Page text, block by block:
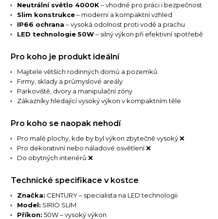
Neutrální světlo 4000K – vhodné pro práci i bezpečnost
Slim konstrukce– moderní a kompaktní vzhled
IP66 ochrana – vysoká odolnost proti vodě a prachu
LED technologie 50W– silný výkon při efektivní spotřebě
Pro koho je produkt ideální
Majitele větších rodinných domů a pozemků
Firmy, sklady a průmyslové areály
Parkoviště, dvory a manipulační zóny
Zákazníky hledající vysoký výkon v kompaktním těle
Pro koho se naopak nehodí
Pro malé plochy, kde by byl výkon zbytečně vysoký ❌
Pro dekorativní nebo náladové osvětlení ❌
Do obytných interiérů ❌
Technické specifikace v kostce
Značka: CENTURY – specialista na LED technologii
Model: SIRIO SLIM
Příkon: 50W – vysoký výkon